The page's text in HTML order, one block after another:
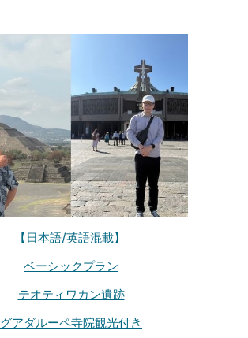
【日本語/英語混載】
ベーシックプラン
テオティワカン遺跡
グアダルーペ寺院観光付き